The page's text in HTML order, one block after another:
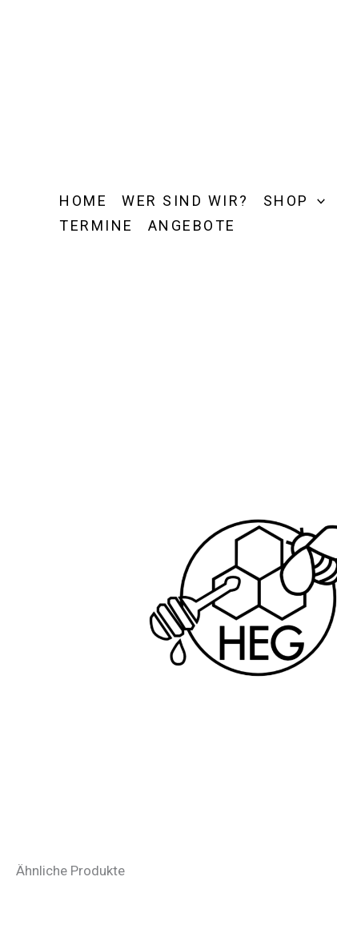
HOME WER SIND WIR? SHOP
TERMINE
ANGEBOTE
Ähnliche Produkte